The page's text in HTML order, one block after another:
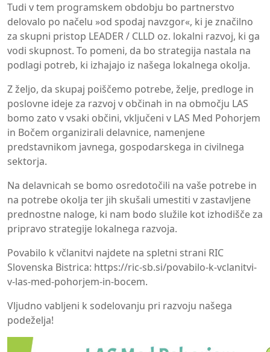
Tudi v tem programskem obdobju bo partnerstvo
delovalo po načelu »od spodaj navzgor«, ki je značilno
za skupni pristop LEADER / CLLD oz. lokalni razvoj, ki ga
vodi skupnost. To pomeni, da bo strategija nastala na
podlagi potreb, ki izhajajo iz našega lokalnega okolja.
Z željo, da skupaj poiščemo potrebe, želje, predloge in
poslovne ideje za razvoj v občinah in na območju LAS
bomo zato v vsaki občini, vključeni v LAS Med Pohorjem
in Bočem organizirali delavnice, namenjene
predstavnikom javnega, gospodarskega in civilnega
sektorja.
Na delavnicah se bomo osredotočili na vaše potrebe in
na potrebe okolja ter jih skušali umestiti v zastavljene
prednostne naloge, ki nam bodo služile kot izhodišče za
pripravo strategije lokalnega razvoja.
Povabilo k včlanitvi najdete na spletni strani RIC
Slovenska Bistrica: https://ric-sb.si/povabilo-k-vclanitvi-
v-las-med-pohorjem-in-bocem.
Vljudno vabljeni k sodelovanju pri razvoju našega
podeželja!